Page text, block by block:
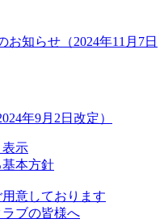
知らせ（2024年11月7日
年9月2日改定）
示
本方針
意しております
ブの皆様へ